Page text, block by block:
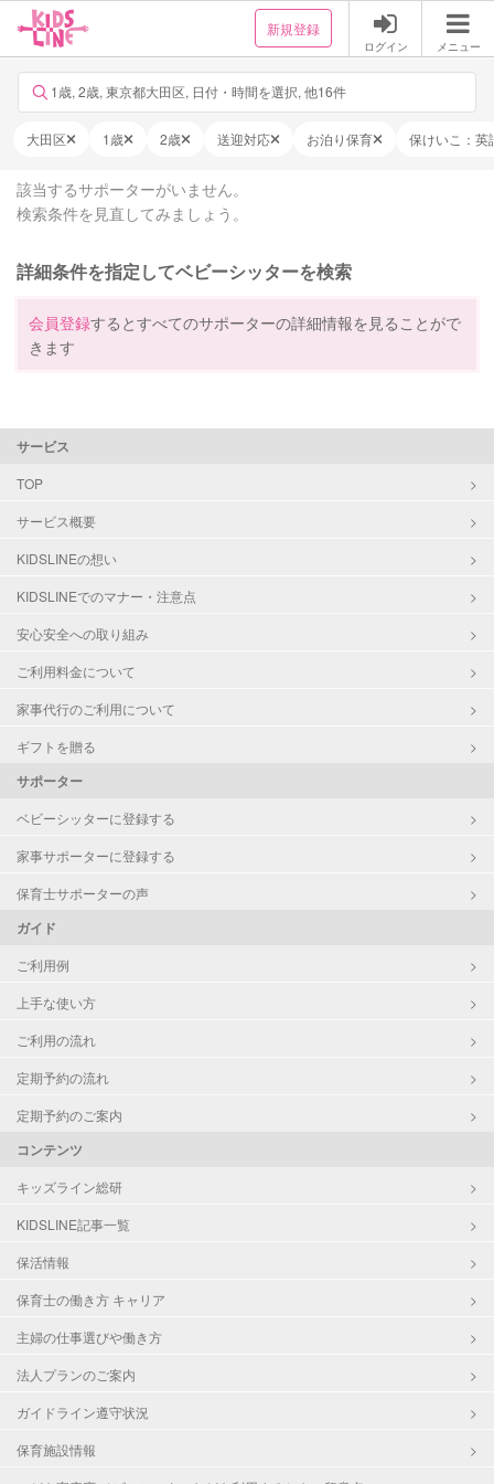
新規登録
ログイン メニュー
1歳, 2歳, 東京都大田区, 日付・時間を選択, 他16件
大田区 1歳 2歳 送迎対応 お泊り保育 保けいこ：英
該当するサポーターがいません。
検索条件を見直してみましょう。
詳細条件を指定してベビーシッターを検索
会員登録するとすべてのサポーターの詳細情報を見ることがで
きます
サービス
TOP
サービス概要
KIDSLINEの想い
KIDSLINEでのマナー・注意点
安心安全への取り組み
ご利用料金について
家事代行のご利用について
ギフトを贈る
サポーター
ベビーシッターに登録する
家事サポーターに登録する
保育士サポーターの声
ガイド
ご利用例
上手な使い方
ご利用の流れ
定期予約の流れ
定期予約のご案内
コンテンツ
キッズライン総研
KIDSLINE記事一覧
保活情報
保育士の働き方 キャリア
主婦の仕事選びや働き方
法人プランのご案内
ガイドライン遵守状況
保育施設情報